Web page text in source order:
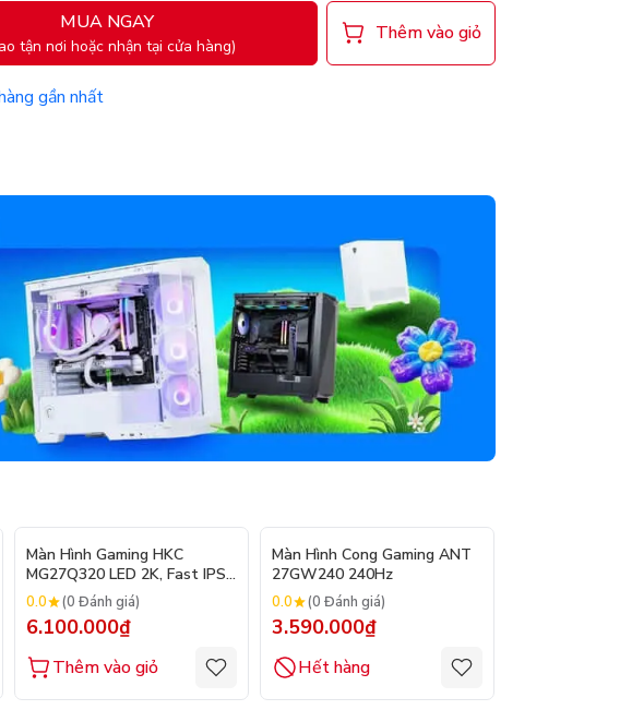
MUA NGAY
tận nơi hoặc nhận tại cửa hàng)
Thêm vào giỏ
gần nhất
Màn Hình Gaming HKC
MG27Q320 LED 2K, Fast IPS,
320hz, HDR 400
0.0 (0 Đánh giá)
6.100.000₫
Thêm vào giỏ
Màn Hình Cong Gaming ANT
27GW240 240Hz
0.0 (0 Đánh giá)
3.590.000₫
Hết hàng